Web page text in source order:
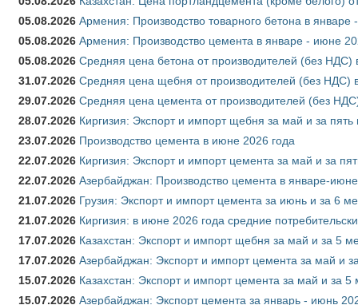
05.08.2026 Армения: Производство товарного бетона в январе
05.08.2026 Армения: Производство цемента в январе - июне
05.08.2026 Средняя цена бетона от производителей (без НДС)
31.07.2026 Средняя цена щебня от производителей (без НДС)
29.07.2026 Средняя цена цемента от производителей (без
28.07.2026 Киргизия: Экспорт и импорт щебня за май и за
23.07.2026 Производство цемента в июне 2026 года
22.07.2026 Киргизия: Экспорт и импорт цемента за май и за
22.07.2026 Азербайджан: Производство цемента в январе-
21.07.2026 Грузия: Экспорт и импорт цемента за июнь и за 6
21.07.2026 Киргизия: в июне 2026 года средние
17.07.2026 Казахстан: Экспорт и импорт щебня за май и за 5
17.07.2026 Азербайджан: Экспорт и импорт цемента за май и
15.07.2026 Казахстан: Экспорт и импорт цемента за май и за
15.07.2026 Азербайджан: Экспорт цемента за январь - июнь